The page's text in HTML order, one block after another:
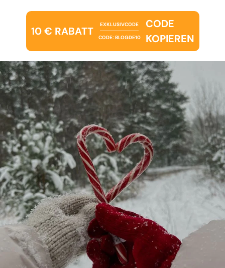
10 € RABATT
EXKLUSIVCODE
CODE: BLOGDE10
CODE
KOPIEREN